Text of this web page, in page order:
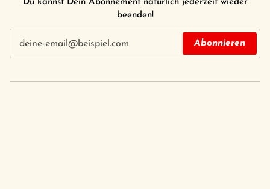
Du kannst Dein Abonnement natürlich jederzeit wieder
beenden!
Abonnieren